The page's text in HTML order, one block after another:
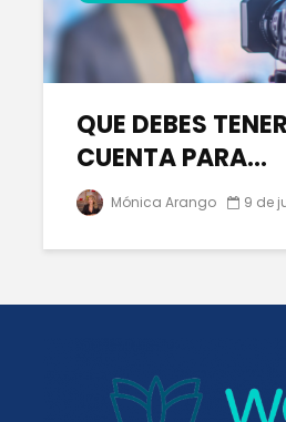
QUE DEBES
CUENTA PARA...
Mónica Arango 9 de